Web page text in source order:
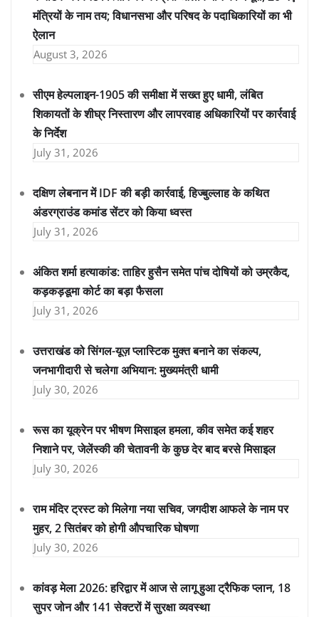
मंत्रियों के नाम तय; विधानसभा और परिषद के पदाधिकारियों का भी
ऐलान
August 3, 2026
सीएम हेल्पलाइन-1905 की समीक्षा में सख्त हुए धामी, लंबित
शिकायतों के शीघ्र निस्तारण और लापरवाह अधिकारियों पर कार्रवाई
के निर्देश
July 31, 2026
दक्षिण लेबनान में IDF की बड़ी कार्रवाई, हिज्बुल्लाह के कथित
अंडरग्राउंड कमांड सेंटर को किया ध्वस्त
July 31, 2026
अंकित शर्मा हत्याकांड: ताहिर हुसैन समेत पांच दोषियों को उम्रकैद,
कड़कड़डूमा कोर्ट का बड़ा फैसला
July 31, 2026
उत्तराखंड को सिंगल-यूज़ प्लास्टिक मुक्त बनाने का संकल्प,
जनभागीदारी से चलेगा अभियान: मुख्यमंत्री धामी
July 30, 2026
रूस का यूक्रेन पर भीषण मिसाइल हमला, कीव समेत कई शहर
निशाने पर, जेलेंस्की की चेतावनी के कुछ देर बाद बरसे मिसाइल
July 30, 2026
राम मंदिर ट्रस्ट को मिलेगा नया सचिव, जगदीश आफले के नाम पर
मुहर, 2 सितंबर को होगी औपचारिक घोषणा
July 30, 2026
कांवड़ मेला 2026: हरिद्वार में आज से लागू हुआ ट्रैफिक प्लान, 18
सुपर जोन और 141 सेक्टरों में सुरक्षा व्यवस्था